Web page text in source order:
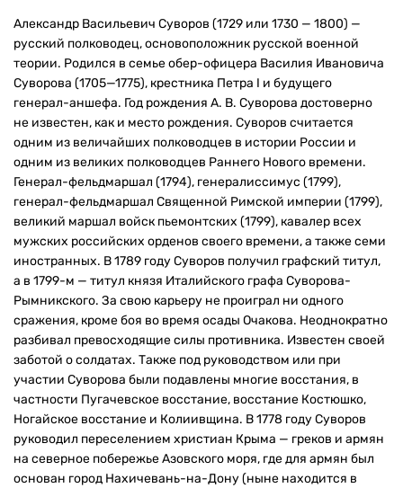
Александр Васильевич Суворов (1729 или 1730 — 1800) —
русский полководец, основоположник русской военной
теории. Родился в семье обер-офицера Василия Ивановича
Суворова (1705—1775), крестника Петра I и будущего
генерал-аншефа. Год рождения А. В. Суворова достоверно
не известен, как и место рождения. Суворов считается
одним из величайших полководцев в истории России и
одним из великих полководцев Раннего Нового времени.
Генерал-фельдмаршал (1794), генералиссимус (1799),
генерал-фельдмаршал Священной Римской империи (1799),
великий маршал войск пьемонтских (1799), кавалер всех
мужских российских орденов своего времени, а также семи
иностранных. В 1789 году Суворов получил графский титул,
а в 1799-м — титул князя Италийского графа Суворова-
Рымникского. За свою карьеру не проиграл ни одного
сражения, кроме боя во время осады Очакова. Неоднократно
разбивал превосходящие силы противника. Известен своей
заботой о солдатах. Также под руководством или при
участии Суворова были подавлены многие восстания, в
частности Пугачевское восстание, восстание Костюшко,
Ногайское восстание и Колиивщина. В 1778 году Суворов
руководил переселением христиан Крыма — греков и армян
на северное побережье Азовского моря, где для армян был
основан город Нахичевань-на-Дону (ныне находится в